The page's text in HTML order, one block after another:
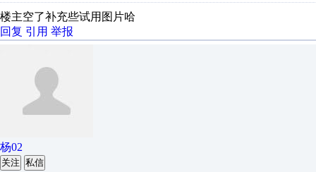
楼主空了补充些试用图片哈
回复 引用 举报
杨02
关注 私信